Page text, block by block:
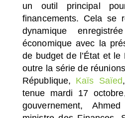
un outil principal
financements. Cela se
dynamique
économique avec la
de budget de l’État et le
outre la série de
République, Kaïs Saïed
tenue mardi 17
gouvernement,